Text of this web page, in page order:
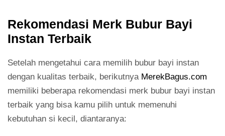
Rekomendasi Merk Bubur Bayi
Instan Terbaik
Setelah mengetahui cara memilih bubur bayi instan
dengan kualitas terbaik, berikutnya MerekBagus.com
memiliki beberapa rekomendasi merk bubur bayi instan
terbaik yang bisa kamu pilih untuk memenuhi
kebutuhan si kecil, diantaranya: